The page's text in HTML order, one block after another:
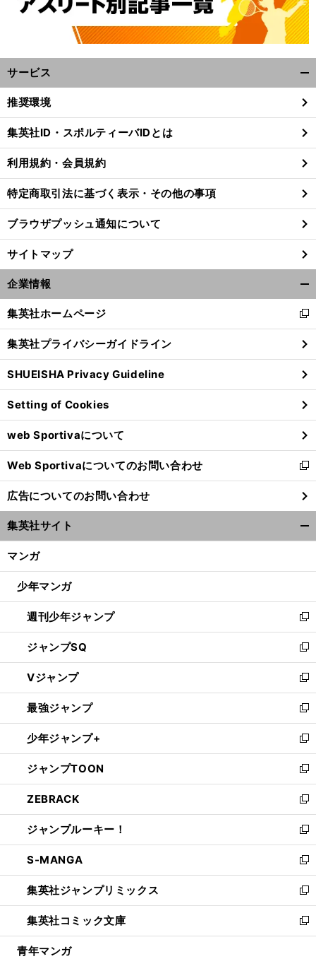
サービス
閉
る
推奨環境
集英社ID・スポルティーバIDとは
利用規約・会員規約
特定商取引法に基づく表示・その他の事項
ブラウザプッシュ通知について
サイトマップ
企業情報
閉
る
集英社ホームページ
新
し
い
ウ
ィ
ン
ド
ウ
で
開
く
集英社プライバシーガイドライン
SHUEISHA Privacy Guideline
Setting of Cookies
web Sportivaについて
Web Sportivaについてのお問い合わせ
新
し
い
ウ
ィ
ン
ウ
開
く
広告についてのお問い合わせ
集英社サイト
マンガ
少年マンガ
週刊少年ジャンプ
新
し
い
ウ
ィ
ン
ド
ウ
で
開
く
ジャンプSQ
新
し
い
ウ
ィ
ン
ド
ウ
で
開
く
Vジャンプ
新
し
い
ウ
ィ
ン
ド
ウ
で
開
く
最強ジャンプ
新
し
い
ウ
ィ
ン
ド
ウ
で
開
く
少年ジャンプ+
新
し
い
ウ
ィ
ン
ド
ウ
で
開
く
ジャンプTOON
新
し
い
ウ
ィ
ン
ド
ウ
で
開
く
ZEBRACK
新
し
い
ウ
ィ
ン
ド
ウ
で
開
ジャンプルーキー！
新
し
い
ウ
ィ
ン
ド
ウ
S-MANGA
新
し
い
ウ
ィ
ン
集英社ジャンプリミックス
新
し
い
ウ
集英社コミック文庫
新
し
青年マンガ